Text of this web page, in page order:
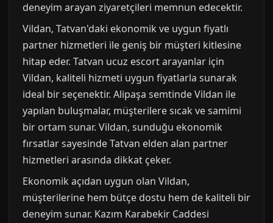
deneyim arayan ziyaretçileri memnun edecektir.
Vildan, Tatvan'daki ekonomik ve uygun fiyatlı
partner hizmetleri ile geniş bir müşteri kitlesine
hitap eder. Tatvan ucuz escort arayanlar için
Vildan, kaliteli hizmeti uygun fiyatlarla sunarak
ideal bir seçenektir. Alipaşa semtinde Vildan ile
yapılan buluşmalar, müşterilere sıcak ve samimi
bir ortam sunar. Vildan, sunduğu ekonomik
fırsatlar sayesinde Tatvan elden alan partner
hizmetleri arasında dikkat çeker.
Ekonomik açıdan uygun olan Vildan,
müşterilerine hem bütçe dostu hem de kaliteli bir
deneyim sunar. Kazım Karabekir Caddesi